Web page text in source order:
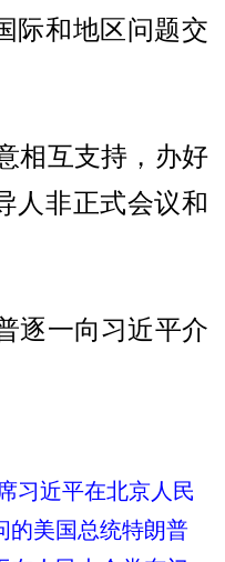
际和地区问题交
相互支持，办好
人非正式会议和
逐一向习近平介
习近平在北京人民
的美国总统特朗普